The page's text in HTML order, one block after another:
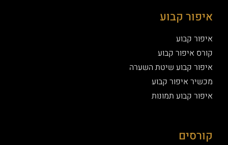
איפור קבוע
איפור קבוע
קורס איפור קבוע
איפור קבוע שיטת השערה
מכשיר איפור קבוע
איפור קבוע תמונות
קורסים